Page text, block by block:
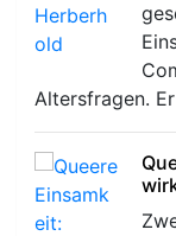
Altersfragen.